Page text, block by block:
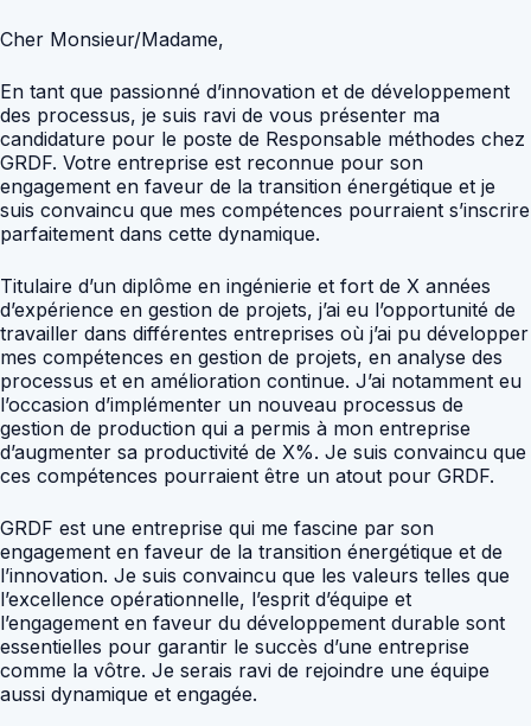
Cher Monsieur/Madame,
En tant que passionné d’innovation et de développement
des processus, je suis ravi de vous présenter ma
candidature pour le poste de Responsable méthodes chez
GRDF. Votre entreprise est reconnue pour son
engagement en faveur de la transition énergétique et je
suis convaincu que mes compétences pourraient s’inscrire
parfaitement dans cette dynamique.
Titulaire d’un diplôme en ingénierie et fort de X années
d’expérience en gestion de projets, j’ai eu l’opportunité de
travailler dans différentes entreprises où j’ai pu développer
mes compétences en gestion de projets, en analyse des
processus et en amélioration continue. J’ai notamment eu
l’occasion d’implémenter un nouveau processus de
gestion de production qui a permis à mon entreprise
d’augmenter sa productivité de X%. Je suis convaincu que
ces compétences pourraient être un atout pour GRDF.
GRDF est une entreprise qui me fascine par son
engagement en faveur de la transition énergétique et de
l’innovation. Je suis convaincu que les valeurs telles que
l’excellence opérationnelle, l’esprit d’équipe et
l’engagement en faveur du développement durable sont
essentielles pour garantir le succès d’une entreprise
comme la vôtre. Je serais ravi de rejoindre une équipe
aussi dynamique et engagée.